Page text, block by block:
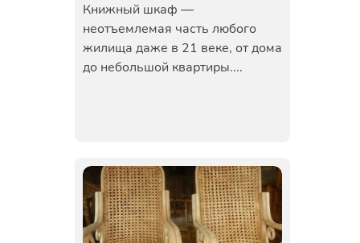
Книжный шкаф —
неотъемлемая часть любого
жилища даже в 21 веке, от дома
до небольшой квартиры....